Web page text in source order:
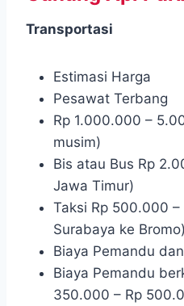
Transportasi
Estimasi Harga
Pesawat Terbang
Rp 1.000.000 –
musim)
Bis atau Bus Rp
Jawa Timur)
Taksi Rp 500.000
Surabaya ke Bromo)
Biaya Pemandu
Biaya Pemandu
350.000 – Rp